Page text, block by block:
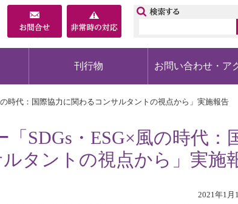
交通・キャンパスマップ
サイトマップ
刊行物 お問い合わせ・ア
の時代：国際協力に関わるコンサルタントの視点から」実施報告
「SDGs・ESG×風の時代：
タントの視点から」実施
2021年1月